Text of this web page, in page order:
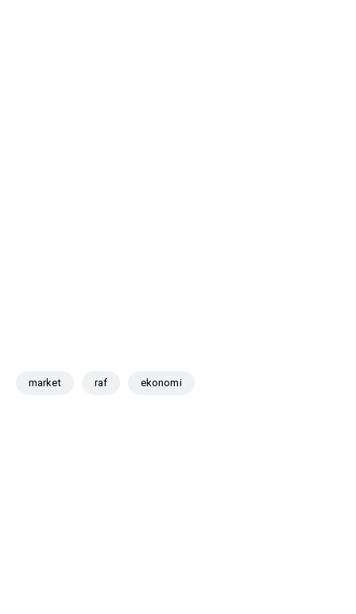
market raf ekonomi